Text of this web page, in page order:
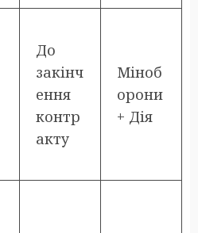
До
закінч
ення
контр
акту
Міноб
орони
+ Дія